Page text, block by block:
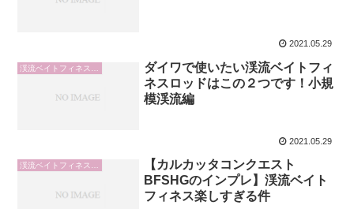
2021.05.29
ダイワで使いたい渓流ベイトフィ
ネスロッドはこの２つです！小規
模渓流編
2021.05.29
渓流ベイトフィネスリール
【カルカッタコンクエスト
BFSHGのインプレ】渓流ベイト
フィネス楽しすぎる件